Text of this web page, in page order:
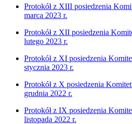
Protokół z XIII posiedzenia
marca 2023 r.
Protokół z XII posiedzenia
lutego 2023 r.
Protokół z XI posiedzenia
stycznia 2023 r.
Protokół z X posiedzenia
grudnia 2022 r.
Protokół z IX posiedzenia
listopada 2022 r.